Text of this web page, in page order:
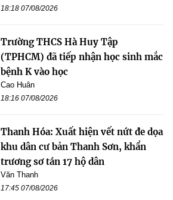
18:18 07/08/2026
Trường THCS Hà Huy Tập
(TPHCM) đã tiếp nhận học sinh mắc
bệnh K vào học
Cao Huân
18:16 07/08/2026
Thanh Hóa: Xuất hiện vết nứt đe dọa
khu dân cư bản Thanh Sơn, khẩn
trương sơ tán 17 hộ dân
Văn Thanh
17:45 07/08/2026